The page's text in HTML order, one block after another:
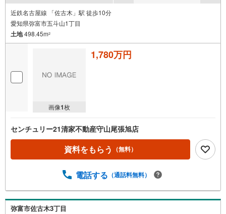
近鉄名古屋線 「佐古木」駅 徒歩10分
愛知県弥富市五斗山1丁目
土地498.45m2
画像1枚
1,780万円
センチュリー21清家不動産守山尾張旭店
資料をもらう （無料）
電話する （通話料無料）
弥富市佐古木3丁目